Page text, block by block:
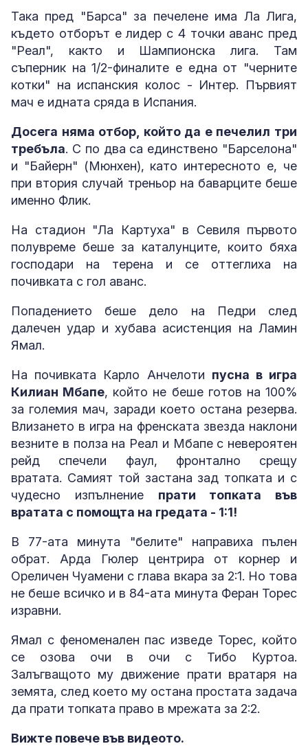
Така пред "Барса" за печелене има Ла Лига,
където отборът е лидер с 4 точки аванс пред
"Реал", както и Шампионска лига. Там
съперник на 1/2-финалите е една от "черните
котки" на испанския колос - Интер. Първият
мач е идната сряда в Испания.
Досега няма отбор, който да е печелил три
требъла. С по два са единствено "Барселона"
и "Байерн" (Мюнхен), като интересното е, че
при втория случай треньор на баварците беше
именно Флик.
На стадион "Ла Картуха" в Севиля първото
полувреме беше за каталунците, които бяха
господари на терена и се оттеглиха на
почивката с гол аванс.
Попадението беше дело на Педри след
далечен удар и хубава асистенция на Ламин
Ямал.
На почивката Карло Анчелоти пусна в игра
Килиан Мбапе, който не беше готов на 100%
за големия мач, заради което остана резерва.
Влизането в игра на френската звезда наклони
везните в полза на Реал и Мбапе с невероятен
рейд спечели фаул, фронтално срещу
вратата. Самият той застана зад топката и с
чудесно изпълнение прати топката във
вратата с помощта на гредата - 1:1!
В 77-ата минута "белите" направиха пълен
обрат. Арда Гюлер центрира от корнер и
Ореличен Чуамени с глава вкара за 2:1. Но това
не беше всичко и в 84-ата минута Феран Торес
изравни.
Ямал с феноменален пас изведе Торес, който
се озова очи в очи с Тибо Куртоа.
Залъгващото му движение прати вратаря на
земята, след което му остана простата задача
да прати топката право в мрежата за 2:2.
Вижте повече във видеото.